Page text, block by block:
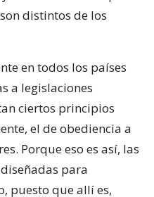
distintos de los
en todos los países
a legislaciones
ciertos principios
el de obediencia a
Porque eso es así, las
para
puesto que allí es,